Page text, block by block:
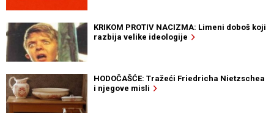
KRIKOM PROTIV NACIZMA: Limeni doboš koji
razbija velike ideologije
HODOČAŠĆE: Tražeći Friedricha Nietzschea
i njegove misli